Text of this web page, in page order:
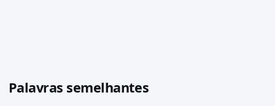
Palavras semelhantes